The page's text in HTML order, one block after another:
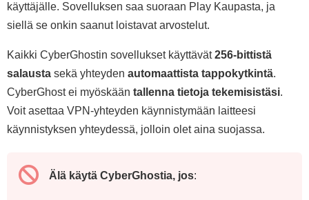
käyttäjälle. Sovelluksen saa suoraan Play Kaupasta, ja
siellä se onkin saanut loistavat arvostelut.
Kaikki CyberGhostin sovellukset käyttävät256-bittistä
salausta sekä yhteyden automaattista tappokytkintä.
CyberGhost ei myöskään tallenna tietoja tekemisistäsi.
Voit asettaa VPN-yhteyden käynnistymään laitteesi
käynnistyksen yhteydessä, jolloin olet aina suojassa.
Älä käytä CyberGhostia, jos: